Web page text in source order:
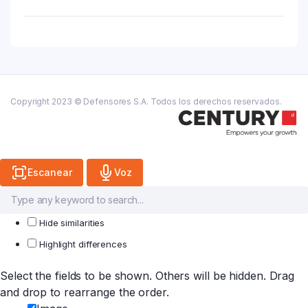
Copyright 2023 © Defensores S.A. Todos los derechos reservados.
Escanear Voz
Hide similarities
Highlight differences
Select the fields to be shown. Others will be hidden. Drag
and drop to rearrange the order.